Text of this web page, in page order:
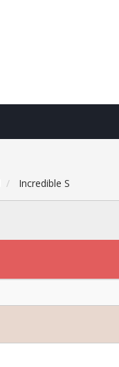
Incredible S